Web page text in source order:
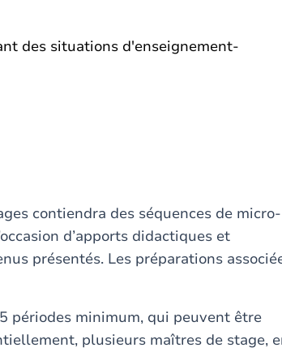
des situations d'enseignement-
contiendra des séquences de micro-
d’apports didactiques et
présentés. Les préparations
périodes minimum, qui peuvent être
plusieurs maîtres de stage,